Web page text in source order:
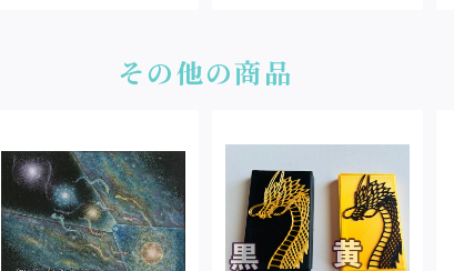
その他の商品